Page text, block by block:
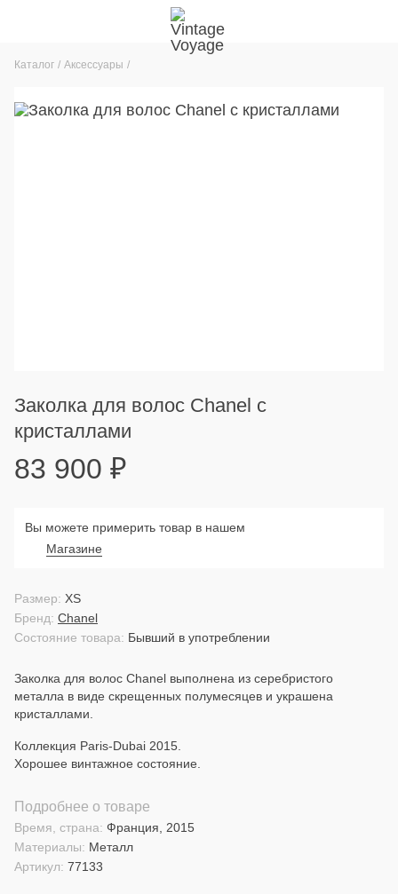
Каталог Аксессуары
Заколка для волос Chanel с
кристаллами
83 900 ₽
Вы можете примерить товар в нашем
Магазине
Состояние товара: Бывший в употреблении
Бренд: Chanel
Размер: XS
Заколка для волос Chanel выполнена из серебристого
металла в виде скрещенных полумесяцев и украшена
кристаллами.
Коллекция Paris-Dubai 2015.
Хорошее винтажное состояние.
Подробнее о товаре
Материалы: Металл
Время, страна: Франция, 2015
Артикул: 77133